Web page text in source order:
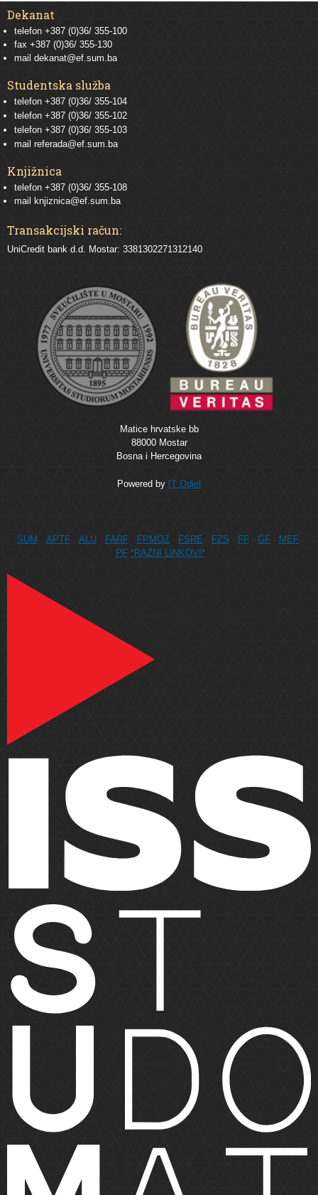
Dekanat
telefon +387 (0)36/ 355-100
fax +387 (0)36/ 355-130
mail dekanat@ef.sum.ba
Studentska služba
telefon +387 (0)36/ 355-104
telefon +387 (0)36/ 355-102
telefon +387 (0)36/ 355-103
mail referada@ef.sum.ba
Knjižnica
telefon +387 (0)36/ 355-108
mail
knjiznica@ef.sum.ba
Transakcijski račun:
UniCredit bank d.d. Mostar: 3381302271312140
Matice hrvatske bb
88000 Mostar
Bosna i Hercegovina
Powered by IT Odjel
SUM APTF ALU FARF FPMOZ FSRE FZS FF GF
MEF
PF *RAZNI LINKOVI*